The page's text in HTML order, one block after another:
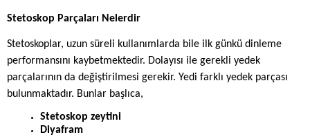
Stetoskop Parçaları Nelerdir
Stetoskoplar, uzun süreli kullanımlarda bile ilk günkü dinleme
performansını kaybetmektedir. Dolayısı ile gerekli yedek
parçalarının da değiştirilmesi gerekir. Yedi farklı yedek parçası
bulunmaktadır. Bunlar başlıca,
Stetoskop zeytini
Diyafram